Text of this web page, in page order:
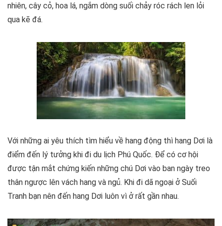
nhiên, cây cỏ, hoa lá, ngắm dòng suối chảy róc rách len lỏi
qua kẽ đá.
Với những ai yêu thích tìm hiểu về hang động thì hang Dơi là
điểm đến lý tưởng khi đi du lịch Phú Quốc. Để có cơ hội
được tận mắt chứng kiến những chú Dơi vào ban ngày treo
thân ngược lên vách hang và ngủ. Khi đi dã ngoại ở Suối
Tranh bạn nên đến hang Dơi luôn vì ở rất gần nhau.